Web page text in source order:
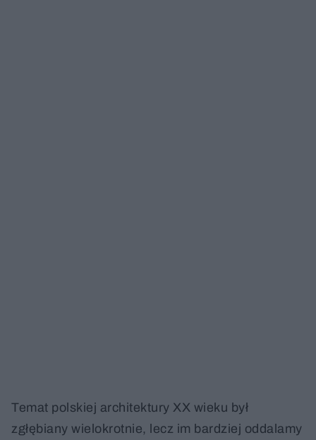
Temat polskiej architektury XX wieku był
zgłębiany wielokrotnie, lecz im bardziej oddalamy